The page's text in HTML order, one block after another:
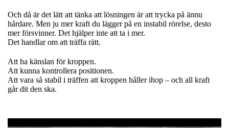
Och då är det lätt att tänka att lösningen är att trycka på ännu
hårdare. Men ju mer kraft du lägger på en instabil rörelse, desto
mer försvinner. Det hjälper inte att ta i mer.
Det handlar om att träffa rätt.
Att ha känslan för kroppen.
Att kunna kontrollera positionen.
Att vara så stabil i träffen att kroppen håller ihop – och all kraft
går dit den ska.